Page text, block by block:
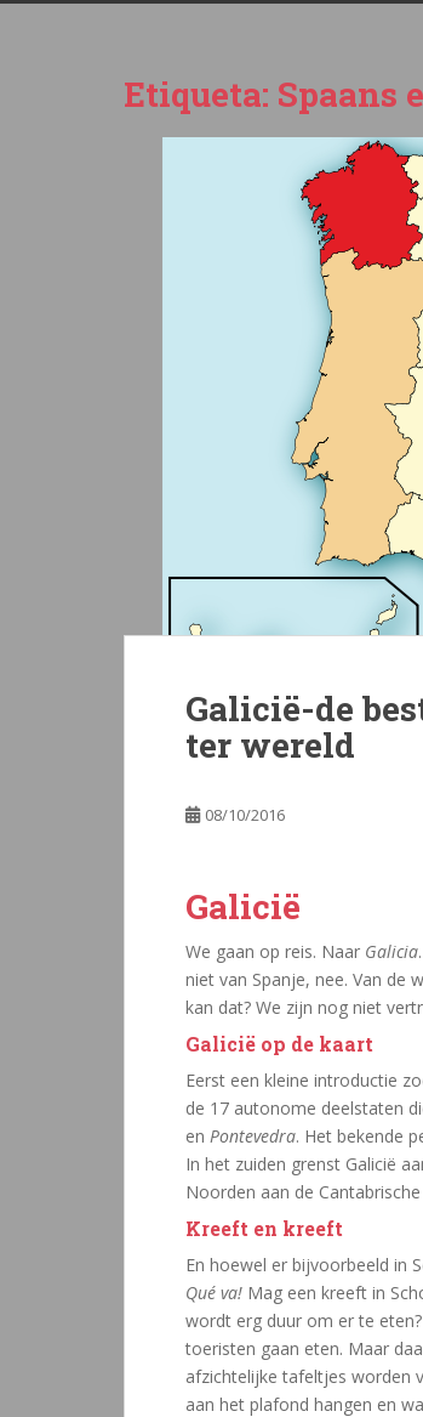
Etiqueta: Spaans
Galicië-de
ter wereld
08/10/2016
Galicië
We gaan op reis. Naar Galicia
niet van Spanje, nee. Van de
kan dat? We zijn nog niet
Galicië op de kaart
Eerst een kleine introductie
de 17 autonome deelstaten
en Pontevedra. Het bekende
In het zuiden grenst Galicië
Noorden aan de
Kreeft en kreeft
En hoewel er bijvoorbeeld in
Qué va! Mag een kreeft in
wordt erg duur om er te eten?
toeristen gaan eten. Maar
afzichtelijke tafeltjes worden
aan het plafond hangen en